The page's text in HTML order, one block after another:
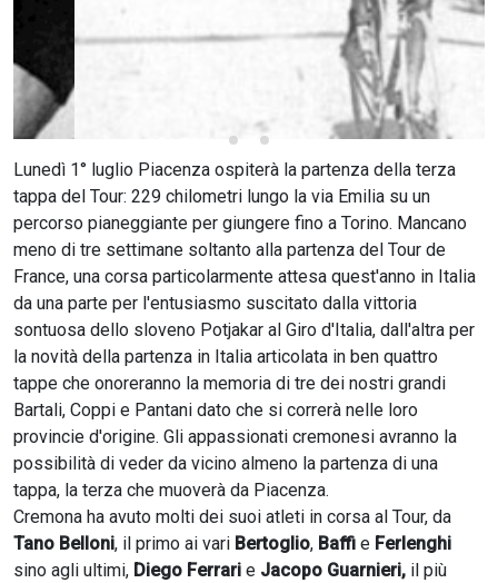
Lunedì 1° luglio Piacenza ospiterà la partenza della terza
tappa del Tour: 229 chilometri lungo la via Emilia su un
percorso pianeggiante per giungere fino a Torino. Mancano
meno di tre settimane soltanto alla partenza del Tour de
France, una corsa particolarmente attesa quest'anno in Italia
da una parte per l'entusiasmo suscitato dalla vittoria
sontuosa dello sloveno Potjakar al Giro d'Italia, dall'altra per
la novità della partenza in Italia articolata in ben quattro
tappe che onoreranno la memoria di tre dei nostri grandi
Bartali, Coppi e Pantani dato che si correrà nelle loro
provincie d'origine. Gli appassionati cremonesi avranno la
possibilità di veder da vicino almeno la partenza di una
tappa, la terza che muoverà da Piacenza.
Cremona ha avuto molti dei suoi atleti in corsa al Tour, da
Tano Belloni, il primo ai vari Bertoglio, Baffi e Ferlenghi
sino agli ultimi, Diego Ferrari e Jacopo Guarnieri, il più